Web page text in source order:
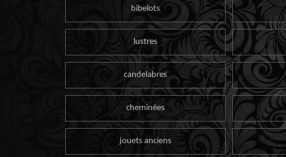
bibelots
lustres
candelabres
cheminées
jouets anciens